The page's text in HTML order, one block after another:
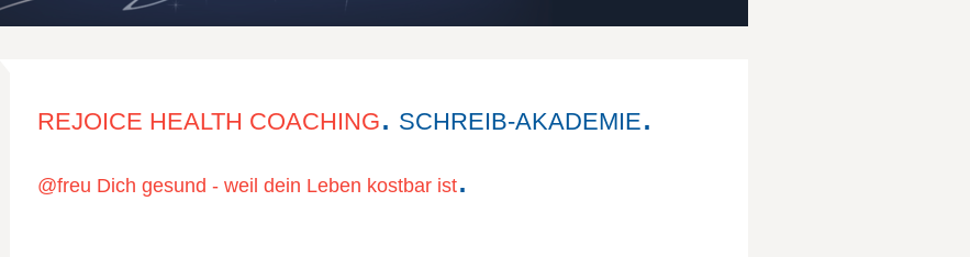
REJOICE HEALTH COACHING. SCHREIB-AKADEMIE.
@freu Dich gesund - weil dein Leben kostbar ist.